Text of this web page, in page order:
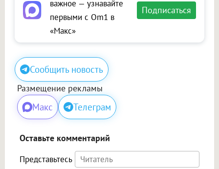
важное — узнавайте
первыми с Om1 в
«Макс»
Подписаться
Сообщить новость
Размещение рекламы
Макс Телеграм
Оставьте комментарий
Представьтесь